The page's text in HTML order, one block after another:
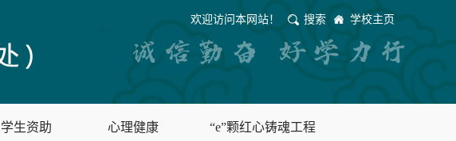
欢迎访问本网站！ 搜索 学校主页
学生资助 心理健康 “e”颗红心铸魂工程